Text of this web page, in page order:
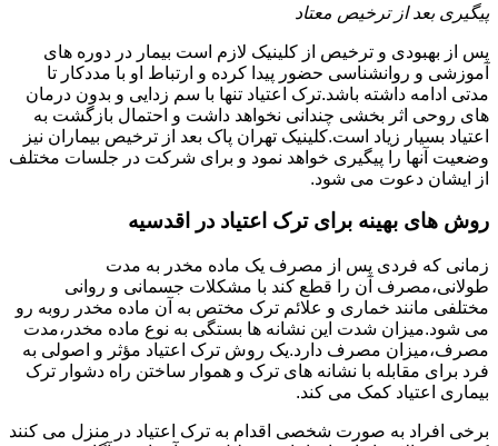
پیگیری بعد از ترخیص معتاد
پس از بهبودی و ترخیص از کلینیک لازم است بیمار در دوره های
آموزشی و روانشناسی حضور پیدا کرده و ارتباط او با مددکار تا
مدتی ادامه داشته باشد.ترک اعتیاد تنها با سم زدایی و بدون درمان
های روحی اثر بخشی چندانی نخواهد داشت و احتمال بازگشت به
اعتیاد بسیار زیاد است.کلینیک تهران پاک بعد از ترخیص بیماران نیز
وضعیت آنها را پیگیری خواهد نمود و برای شرکت در جلسات مختلف
از ایشان دعوت می شود.
روش های بهینه برای ترک اعتیاد در اقدسیه
زمانی که فردی پس از مصرف یک ماده مخدر به مدت
طولانی،مصرف آن را قطع کند با مشکلات جسمانی و روانی
مختلفی مانند خماری و علائم ترک مختص به آن ماده مخدر روبه رو
می شود.میزان شدت این نشانه ها بستگی به نوع ماده مخدر،مدت
مصرف،میزان مصرف دارد.یک روش ترک اعتیاد مؤثر و اصولی به
فرد برای مقابله با نشانه های ترک و هموار ساختن راه دشوار ترک
بیماری اعتیاد کمک می کند.
برخی افراد به صورت شخصی اقدام به ترک اعتیاد در منزل می کنند